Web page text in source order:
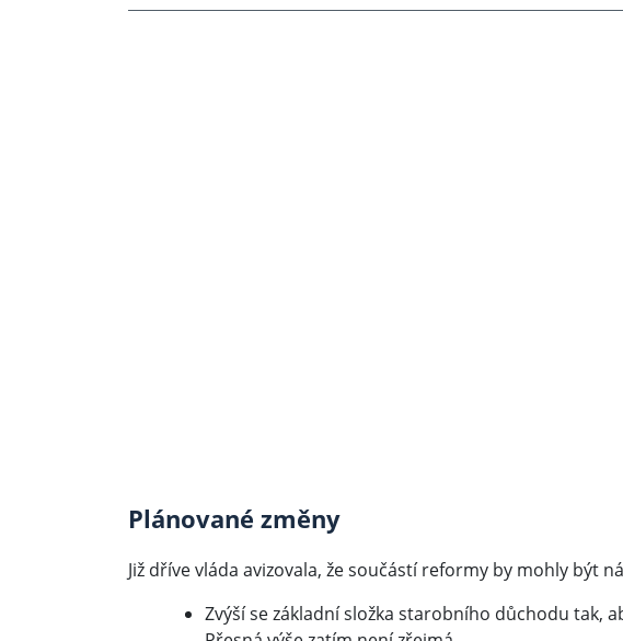
Plánované změny
Již dříve vláda avizovala, že součástí reformy by mohly být
Zvýší se základní složka starobního důchodu tak,